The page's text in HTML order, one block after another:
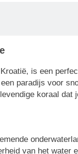
is een
paradijs voor
koraal dat
van het water